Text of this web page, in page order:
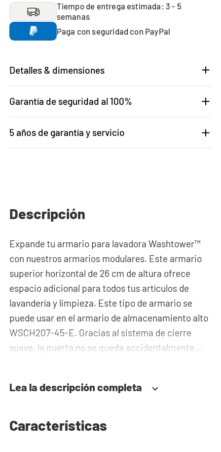
Tiempo de entrega estimada: 3 - 5
semanas
Paga con seguridad con PayPal
Detalles & dimensiones
Garantía de seguridad al 100%
5 años de garantía y servicio
Descripción
Expande tu armario para lavadora Washtower™
con nuestros armarios modulares. Este armario
superior horizontal de 26 cm de altura ofrece
espacio adicional para todos tus artículos de
lavandería y limpieza. Este tipo de armario se
puede usar en el armario de almacenamiento alto
WSCH207-45-E. Gracias al sistema de cierre
suave, la puerta no se queda accidentalmente
Lea la descripción completa
Características